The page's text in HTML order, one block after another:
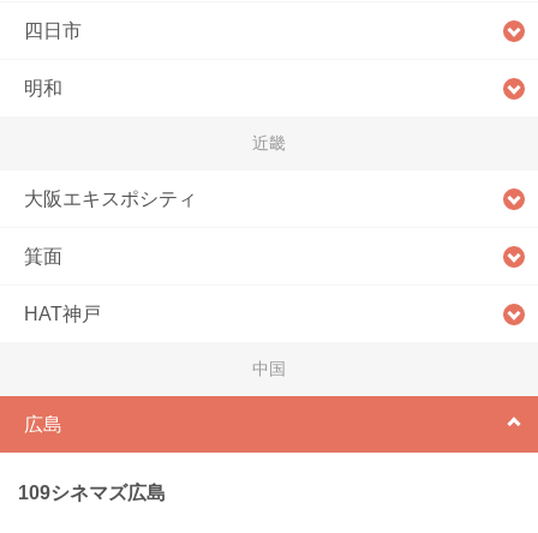
四日市
明和
近畿
大阪エキスポシティ
箕面
HAT神戸
中国
広島
109シネマズ広島